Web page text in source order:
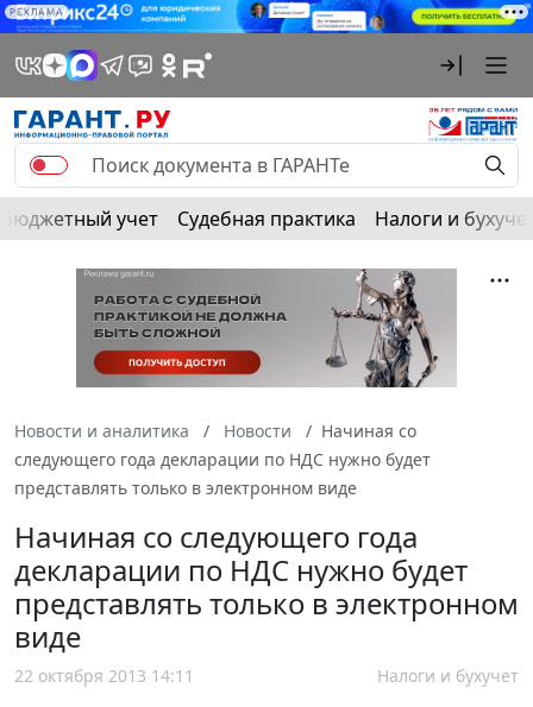
РЕКЛАМА
Бюджетный учет Судебная практика Налоги и
Новости и аналитика Новости
Начиная со
следующего года декларации по НДС нужно будет
представлять только в электронном виде
Начиная со следующего года
декларации по НДС нужно будет
представлять только в электронном
виде
22 октября 2013 14:11 Налоги и бухучет